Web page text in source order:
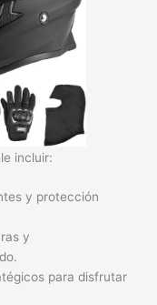
incluir:
y protección
y
para disfrutar